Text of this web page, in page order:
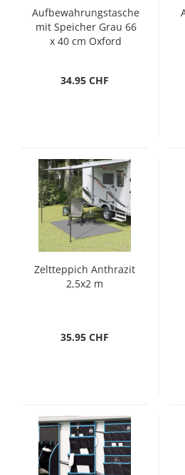
Aufbewahrungstasche
mit Speicher Grau 66
x 40 cm Oxford
34.95 CHF
Zeltteppich Anthrazit
2,5x2 m
35.95 CHF